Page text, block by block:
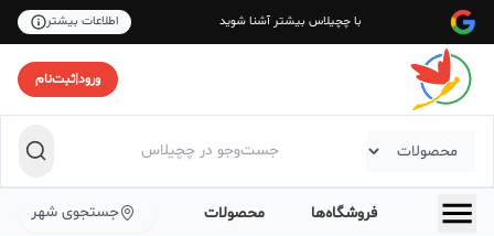
با چچیلاس بیشتر آشنا شوید اطلاعات بیشتر
ورود|ثبت‌نام
فروشگاه‌ها محصولات جستجوی شهر